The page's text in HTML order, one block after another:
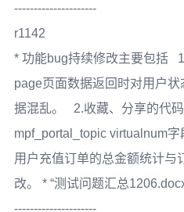
---------------------
r1142
* 功能bug持续修改主要包括
page页面数据返回时对用户
据混乱。 2.收藏、分享的代
mpf_portal_topic virtualnum
用户充值订单的总金额统计与
改。 * “测试问题汇总
---------------------